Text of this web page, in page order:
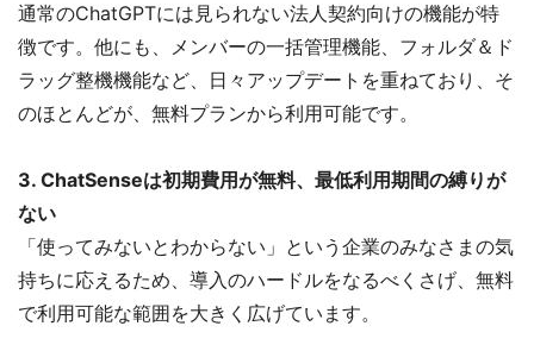
通常のChatGPTには見られない法人契約向けの機能が特
徴です。他にも、メンバーの一括管理機能、フォルダ＆ド
ラッグ整機機能など、日々アップデートを重ねており、そ
のほとんどが、無料プランから利用可能です。
3. ChatSenseは初期費用が無料、最低利用期間の縛りが
ない
「使ってみないとわからない」という企業のみなさまの気
持ちに応えるため、導入のハードルをなるべくさげ、無料
で利用可能な範囲を大きく広げています。